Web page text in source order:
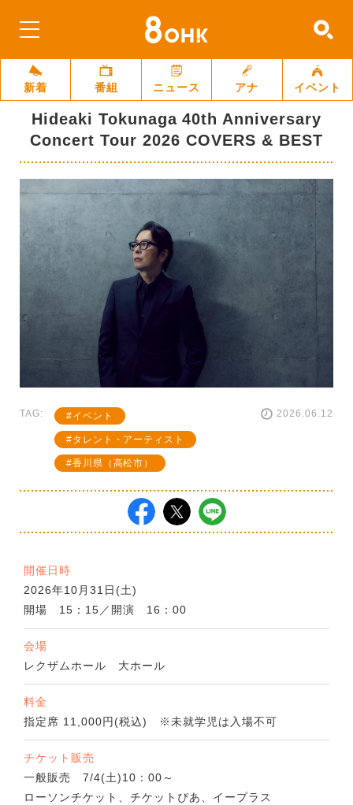
新着 番組 ニュース アナ イベント
Hideaki Tokunaga 40th Anniversary
Concert Tour 2026 COVERS & BEST
TAG: イベント
タレント・アーティスト
香川県（高松市）
2026.06.12
開催日時
2026年10月31日(土)
開場 15：15／開演 16：00
会場
レクザムホール 大ホール
料金
指定席 11,000円(税込) ※未就学児は入場不可
チケット販売
一般販売 7/4(土)10：00～
ローソンチケット、チケットぴあ、イープラス